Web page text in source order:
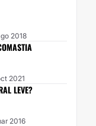
2018
2021
LEVE?
2016